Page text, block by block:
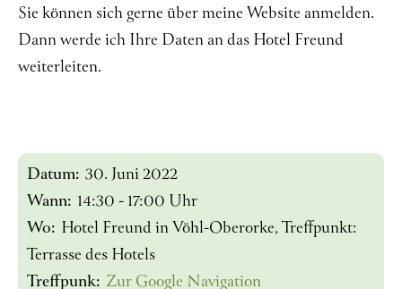
Sie können sich gerne über meine Website anmelden.
Dann werde ich Ihre Daten an das Hotel Freund
weiterleiten.
Datum: 30. Juni 2022
Wann: 14:30 - 17:00 Uhr
Wo: Hotel Freund in Vöhl-Oberorke, Treffpunkt:
Terrasse des Hotels
Treffpunk: Zur Google Navigation